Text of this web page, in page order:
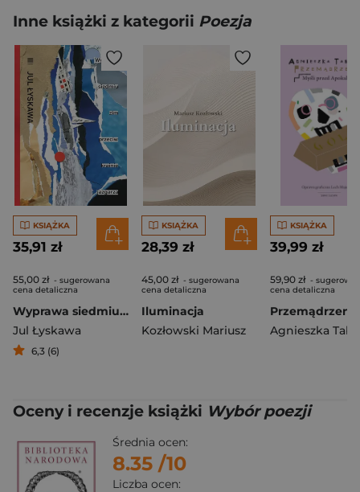
Inne książki z kategorii Poezja
KSIĄŻKA
35,91 zł
55,00 zł - sugerowana
cena detaliczna
Wyprawa siedmiu zim przeciw krainie jazgarza
Jul Łyskawa
6,3 (6)
KSIĄŻKA
28,39 zł
45,00 zł - sugerowana
cena detaliczna
Iluminacja
Kozłowski Mariusz
KSIĄŻKA
39,99 zł
59,90 zł -
cena detaliczna
Oceny i recenzje książki Wybór poezji
Średnia ocen:
8.35 /10
Liczba ocen: